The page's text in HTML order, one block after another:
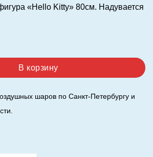
«Hello Kitty» 80см. Надувается
Летающая "Hello Kitty" 80см.
В корзину
шаров по Санкт-Петербургу и